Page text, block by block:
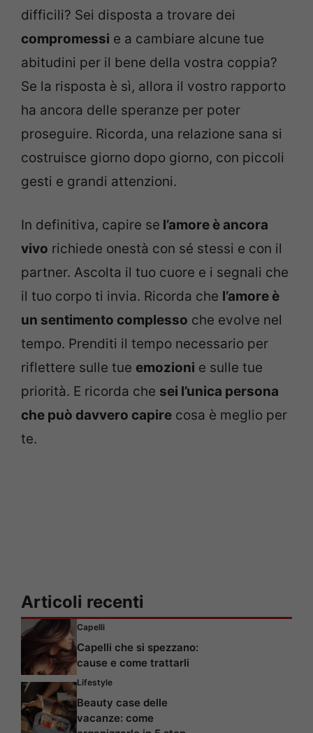
difficili? Sei disposta a trovare dei
compromessi e a cambiare alcune tue
abitudini per il bene della vostra coppia?
Se la risposta è sì, allora il vostro rapporto
ha ancora delle speranze per poter
proseguire. Ricorda, una relazione sana si
costruisce giorno dopo giorno, con piccoli
gesti e grandi attenzioni.
In definitiva, capire se l’amore è ancora
vivo richiede onestà con sé stessi e con il
partner. Ascolta il tuo cuore e i segnali che
il tuo corpo ti invia. Ricorda che l’amore è
un sentimento complesso che evolve nel
tempo. Prenditi il tempo necessario per
riflettere sulle tue emozioni e sulle tue
priorità. E ricorda che sei l’unica persona
che può davvero capire cosa è meglio per
te.
Articoli recenti
Capelli
Capelli che si spezzano:
cause e come trattarli
Lifestyle
Beauty case delle
vacanze: come